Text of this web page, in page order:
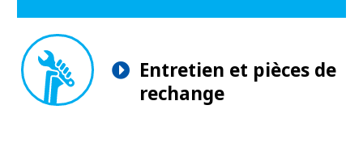
Entretien et pièces de
rechange